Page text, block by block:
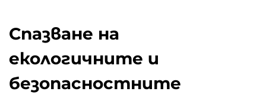
Спазване на
екологичните и
безопасностните